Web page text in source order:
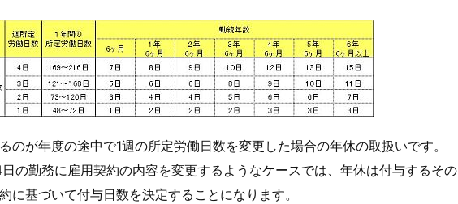
のが年度の途中で1週の所定労働日数を変更した場合の年休の取扱いです。
の勤務に雇用契約の内容を変更するようなケースでは、年休は付与するその
に基づいて付与日数を決定することになります。